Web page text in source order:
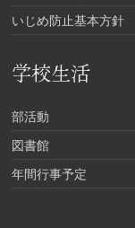
いじめ防止基本方針
学校生活
部活動
図書館
年間行事予定